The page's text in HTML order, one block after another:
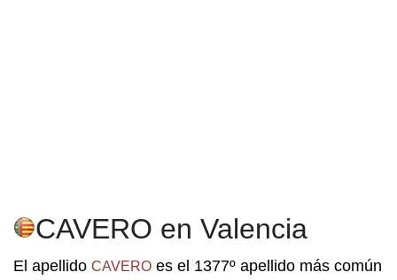
CAVERO en Valencia
El apellido CAVERO es el 1377º apellido más común